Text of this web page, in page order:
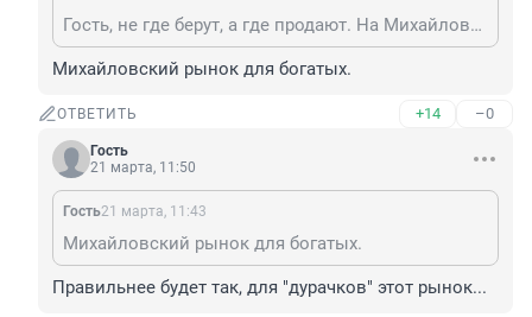
Гость, не где берут, а где продают. На Михайловском все цены конь, сравните на фрукты например. Ну и рыба там дорогая.
Михайловский рынок для богатых.
ОТВЕТИТЬ +14 –0
Гость
21 марта, 11:50
Гость21 марта, 11:43
Михайловский рынок для богатых.
Правильнее будет так, для "дурачков" этот рынок...